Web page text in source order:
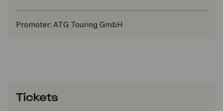
Promoter: ATG Touring GmbH
Tickets